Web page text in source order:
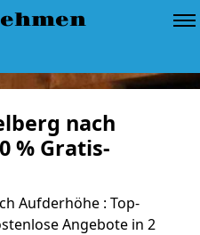
nach
% Gratis-
Aufderhöhe : Top-
Angebote in 2